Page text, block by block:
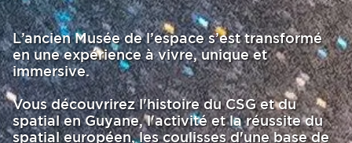
L’ancien Musée de l’espace s’est transformé
en une expérience à vivre, unique et
immersive.
Vous découvrirez l'histoire du CSG et du
spatial en Guyane, l'activité et la réussite du
spatial européen, les coulisses d'une base de